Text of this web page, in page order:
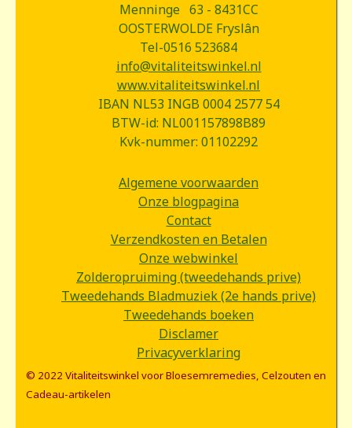
Menninge 63 - 8431CC
OOSTERWOLDE Fryslân
Tel-0516 523684
info@vitaliteitswinkel.nl
www.vitaliteitswinkel.nl
IBAN NL53 INGB 0004 2577 54
BTW-id: NL001157898B89
Kvk-nummer: 01102292
Algemene voorwaarden
Onze blogpagina
Contact
Verzendkosten en Betalen
Onze webwinkel
Zolderopruiming (tweedehands prive)
Tweedehands Bladmuziek (2e hands prive)
Tweedehands boeken
Disclamer
Privacyverklaring
© 2022 Vitaliteitswinkel voor Bloesemremedies, Celzouten en
Cadeau-artikelen